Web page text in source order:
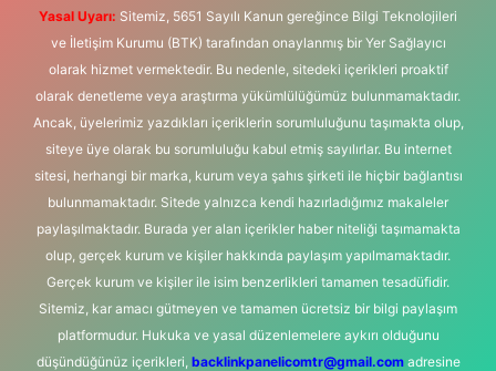
Yasal Uyarı: Sitemiz, 5651 Sayılı Kanun gereğince Bilgi Teknolojileri
ve İletişim Kurumu (BTK) tarafından onaylanmış bir Yer Sağlayıcı
olarak hizmet vermektedir. Bu nedenle, sitedeki içerikleri proaktif
olarak denetleme veya araştırma yükümlülüğümüz bulunmamaktadır.
Ancak, üyelerimiz yazdıkları içeriklerin sorumluluğunu taşımakta olup,
siteye üye olarak bu sorumluluğu kabul etmiş sayılırlar. Bu internet
sitesi, herhangi bir marka, kurum veya şahıs şirketi ile hiçbir bağlantısı
bulunmamaktadır. Sitede yalnızca kendi hazırladığımız makaleler
paylaşılmaktadır. Burada yer alan içerikler haber niteliği taşımamakta
olup, gerçek kurum ve kişiler hakkında paylaşım yapılmamaktadır.
Gerçek kurum ve kişiler ile isim benzerlikleri tamamen tesadüfidir.
Sitemiz, kar amacı gütmeyen ve tamamen ücretsiz bir bilgi paylaşım
platformudur. Hukuka ve yasal düzenlemelere aykırı olduğunu
düşündüğünüz içerikleri, backlinkpanelicomtr@gmail.comadresine